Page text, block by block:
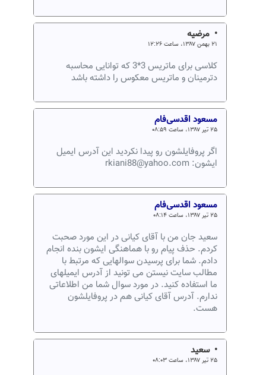
• مرضیه
کلاسی برای ماتریس 3*3 که توانایی محاسبه
دترمینان و ماتریس معکوس را داشته باشد
مسعود اقدسی‌فام
اگر پروفایلشون رو پیدا نکردید این آدرس ایمیل
ایشون: rkiani88@yahoo.com
مسعود اقدسی‌فام
سعید جان من با آقای کیانی در این مورد صحبت
کردم. حذف پیام رو با هماهنگی ایشون بنده انجام
دادم. شما برای پرسیدن سوالهایی که مرتبط با
مطالب سایت نیستن می تونید از آدرس ایمیلهای
ما استفاده کنید. در مورد سوال شما من اطلاعاتی
ندارم. آدرس آقای کیانی هم در پروفایلشون
هست.
• سعید